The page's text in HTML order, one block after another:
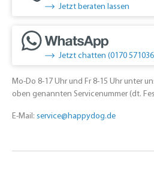
Jetzt beraten lassen
Jetzt chatten (0170
Mo-Do 8-17 Uhr und Fr 8-15 Uhr unter
oben genannten Servicenummer (dt.
E-Mail: service@happydog.de